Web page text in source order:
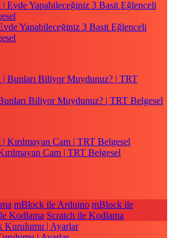
Yapabileceğiniz 3 Basit Eğlenceli
Biliyor Muydunuz? | TRT Belgesel
Cam | TRT Belgesel
mBlock ile Arduino mBlock ile
Kodlama Scratch ile Kodlama